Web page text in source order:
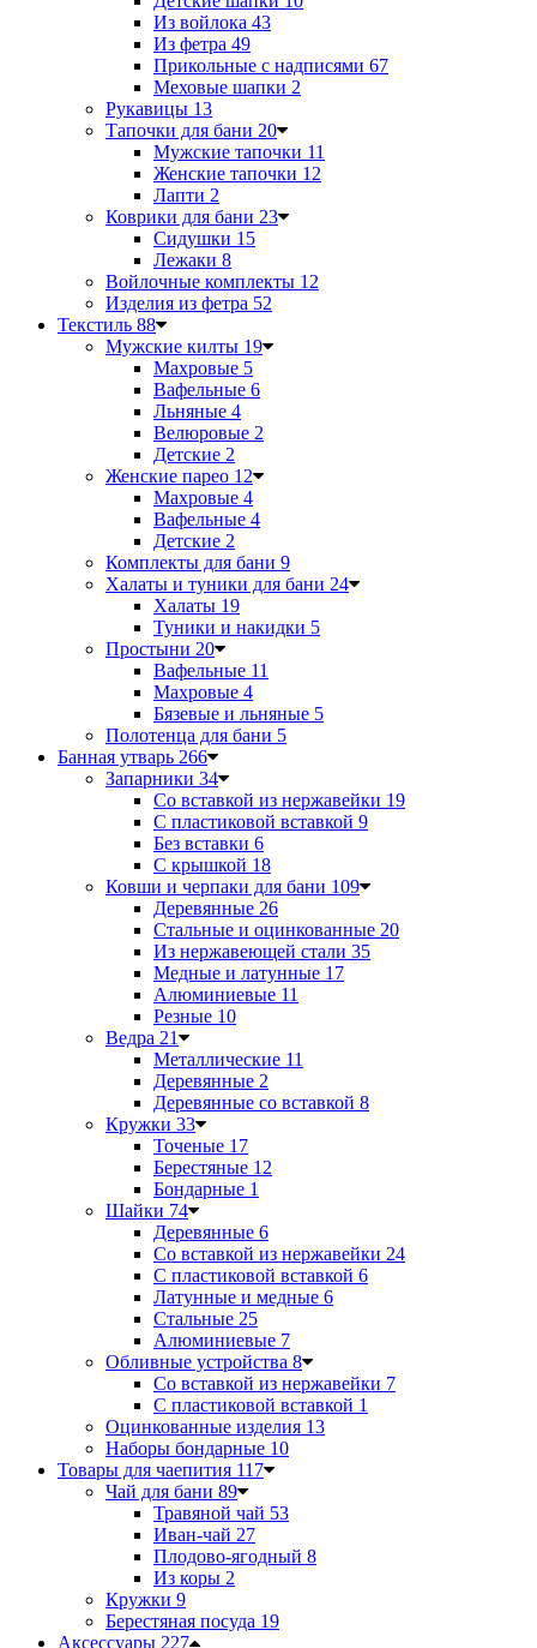
Из войлока 43
Из фетра 49
Прикольные с надписями 67
Меховые шапки 2
Рукавицы 13
Тапочки для бани 20
Мужские тапочки 11
Женские тапочки 12
Лапти 2
Коврики для бани 23
Сидушки 15
Лежаки 8
Войлочные комплекты 12
Изделия из фетра 52
Текстиль 88
Мужские килты 19
Махровые 5
Вафельные 6
Льняные 4
Велюровые 2
Детские 2
Женские парео 12
Махровые 4
Вафельные 4
Детские 2
Комплекты для бани 9
Халаты и туники для бани 24
Халаты 19
Туники и накидки 5
Простыни 20
Вафельные 11
Махровые 4
Бязевые и льняные 5
Полотенца для бани 5
Банная утварь 266
Запарники 34
Со вставкой из нержавейки 19
С пластиковой вставкой 9
Без вставки 6
С крышкой 18
Ковши и черпаки для бани 109
Деревянные 26
Стальные и оцинкованные 20
Из нержавеющей стали 35
Медные и латунные 17
Алюминиевые 11
Резные 10
Ведра 21
Металлические 11
Деревянные 2
Деревянные со вставкой 8
Кружки 33
Точеные 17
Берестяные 12
Бондарные 1
Шайки 74
Деревянные 6
Со вставкой из нержавейки 24
С пластиковой вставкой 6
Латунные и медные 6
Стальные 25
Алюминиевые 7
Обливные устройства 8
Со вставкой из нержавейки 7
С пластиковой вставкой 1
Оцинкованные изделия 13
Наборы бондарные 10
Товары для чаепития 117
Чай для бани 89
Травяной чай 53
Иван-чай 27
Плодово-ягодный 8
Из коры 2
Кружки 9
Берестяная посуда 19
Аксессуары 227